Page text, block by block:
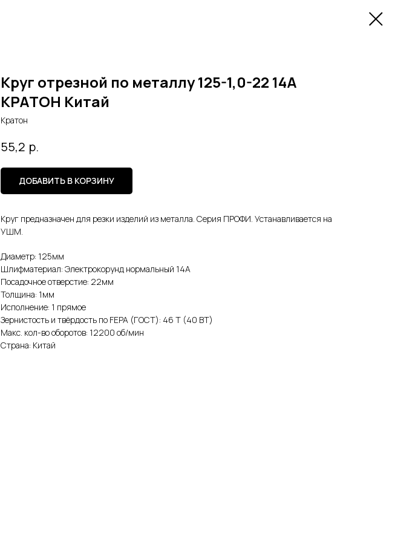
Круг отрезной по металлу 125-1,0-22 14А
КРАТОН Китай
Кратон
55,2 р.
ДОБАВИТЬ В КОРЗИНУ
Круг предназначен для резки изделий из металла. Серия ПРОФИ. Устанавливается на
УШМ.
Диаметр: 125мм
Шлифматериал: Электрокорунд нормальный 14А
Посадочное отверстие: 22мм
Толщина: 1мм
Исполнение: 1 прямое
Зернистость и твёрдость по FEPA (ГОСТ): 46 Т (40 ВТ)
Макс. кол-во оборотов: 12200 об/мин
Страна: Китай